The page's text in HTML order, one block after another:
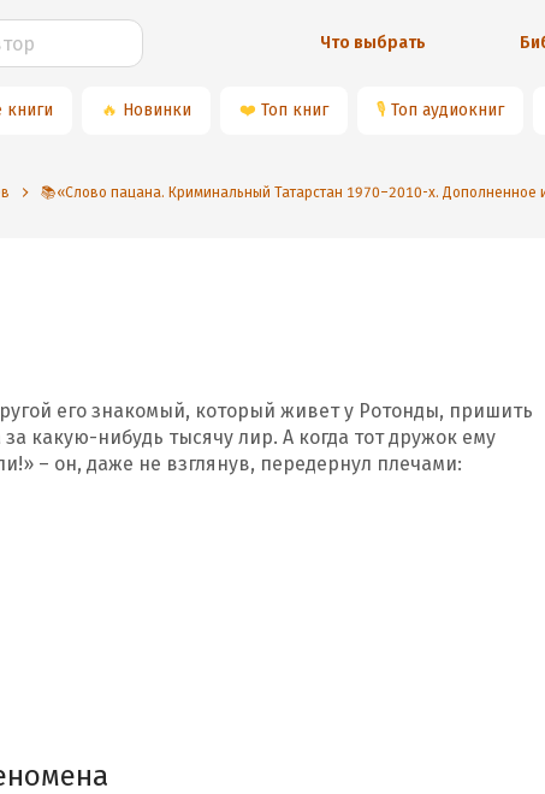
Что выбрать
книги 🔥 Новинки ❤️ Топ книг 🎙 Топ аудиокниг
📚«Слово пацана. Криминальный Татарстан 1970–2010-х. Дополненное
его знакомый, который живет у Ротонды, пришить
какую-нибудь тысячу лир. А когда тот дружок ему
– он, даже не взглянув, передернул плечами: